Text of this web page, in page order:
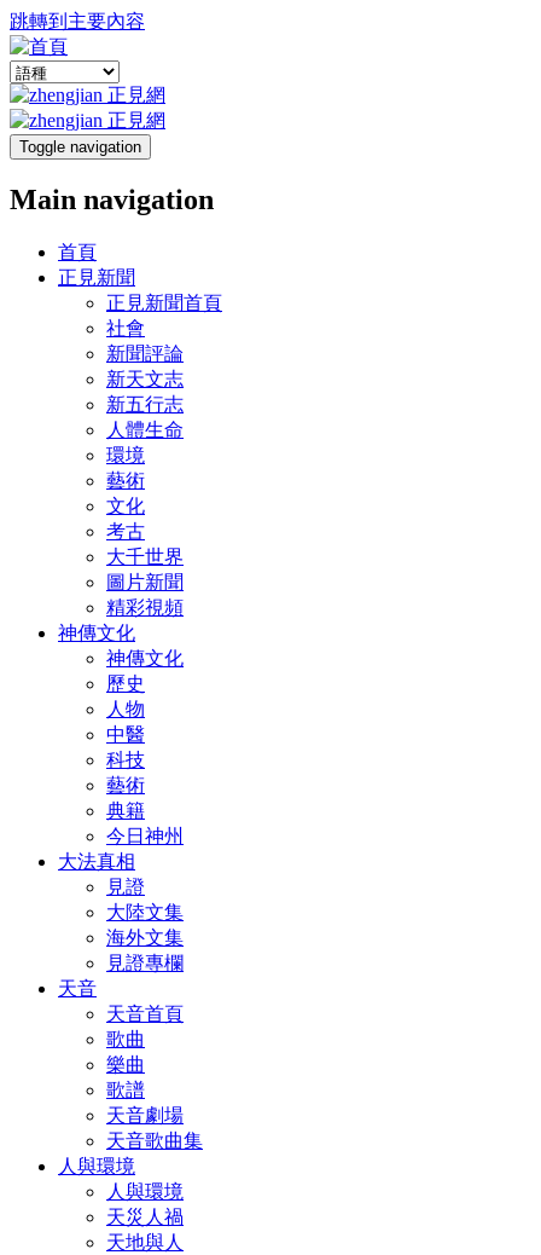
跳轉到主要內容
Toggle navigation
Main navigation
首頁
正見新聞
正見新聞首頁
社會
新聞評論
新天文志
新五行志
人體生命
環境
藝術
文化
考古
大千世界
圖片新聞
精彩視頻
神傳文化
神傳文化
歷史
人物
中醫
科技
藝術
典籍
今日神州
大法真相
見證
大陸文集
海外文集
見證專欄
天音
天音首頁
歌曲
樂曲
歌譜
天音劇場
天音歌曲集
人與環境
人與環境
天災人禍
天地與人